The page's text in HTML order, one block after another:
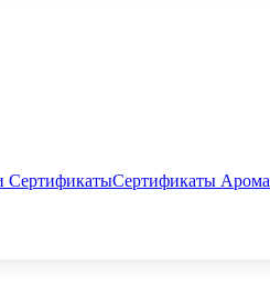
СертификатыСертификаты